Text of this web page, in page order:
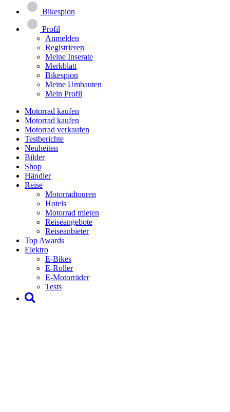
Bikespion
Profil
Anmelden
Registrieren
Meine Inserate
Merkblatt
Bikespion
Meine Umbauten
Mein Profil
Motorrad kaufen
Motorrad kaufen
Motorrad verkaufen
Testberichte
Neuheiten
Bilder
Shop
Händler
Reise
Motorradtouren
Hotels
Motorrad mieten
Reiseangebote
Reiseanbieter
Top Awards
Elektro
E-Bikes
E-Roller
E-Motorräder
Tests